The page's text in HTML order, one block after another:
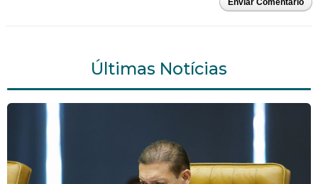
Enviar Comentário
Últimas Notícias